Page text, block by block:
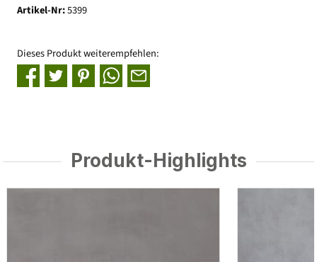
Artikel-Nr:5399
Dieses Produkt weiterempfehlen:
Produkt-Highlights